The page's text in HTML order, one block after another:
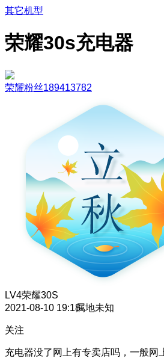
其它机型
荣耀30s充电器
荣耀粉丝189413782
LV4荣耀30S
2021-08-10 19:18属地未知
关注
充电器没了网上有专卖店吗，一般网